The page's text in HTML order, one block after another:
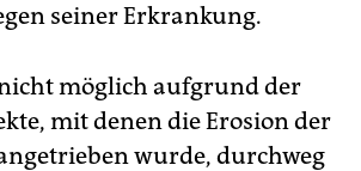
seiner Erkrankung.
möglich aufgrund der
mit denen die Erosion der
wurde, durchweg